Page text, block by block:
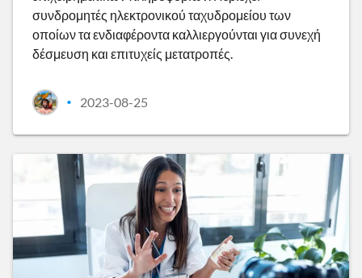
συνδρομητές ηλεκτρονικού ταχυδρομείου των
οποίων τα ενδιαφέροντα καλλιεργούνται για συνεχή
δέσμευση και επιτυχείς μετατροπές.
• 2023-08-25